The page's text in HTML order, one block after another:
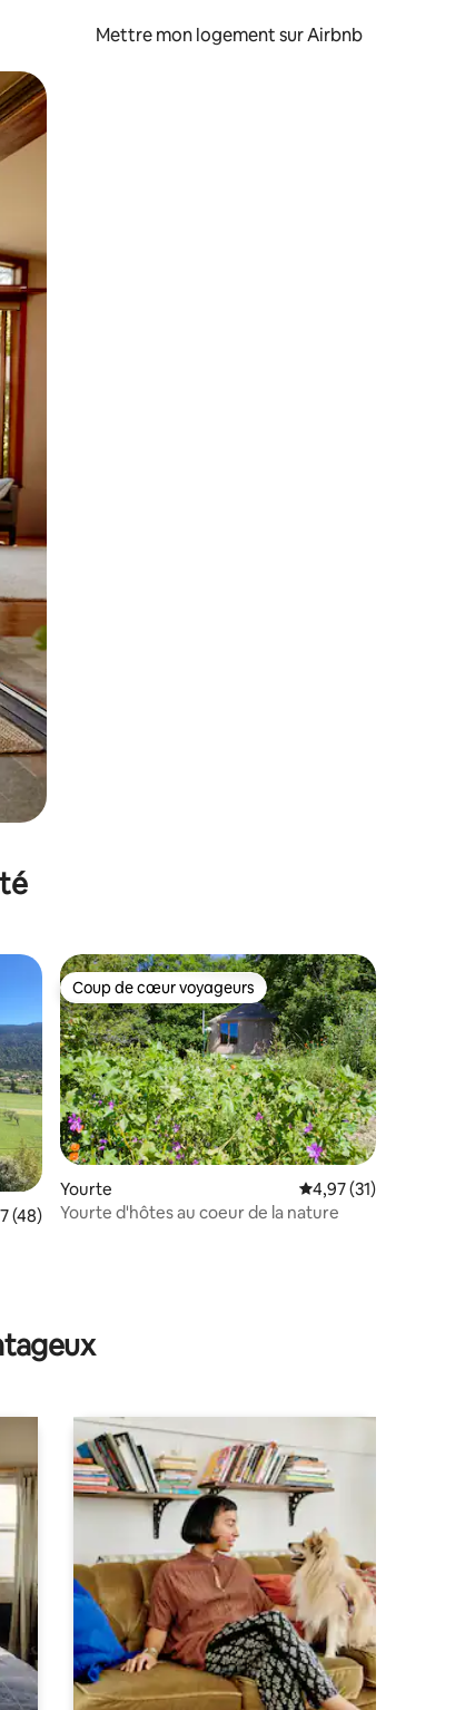
Mettre mon logement sur Airbnb
: 4,89 sur 5
moyenne sur la base de 48 commentaires : 4,77 sur 5
(48)
Coup de cœur voyageurs
Coup de cœur voyageurs
Yourte Évaluation moyenne
4,97 (31)
Yourte d'hôtes au coeur de la nature